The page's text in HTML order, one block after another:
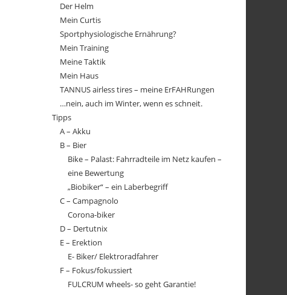
Der Helm
Mein Curtis
Sportphysiologische Ernährung?
Mein Training
Meine Taktik
Mein Haus
TANNUS airless tires – meine ErFAHRungen
…nein, auch im Winter, wenn es schneit.
Tipps
A – Akku
B – Bier
Bike – Palast: Fahrradteile im Netz kaufen –
eine Bewertung
„Biobiker“ – ein Laberbegriff
C – Campagnolo
Corona-biker
D – Dertutnix
E – Erektion
E- Biker/ Elektroradfahrer
F – Fokus/fokussiert
FULCRUM wheels- so geht Garantie!